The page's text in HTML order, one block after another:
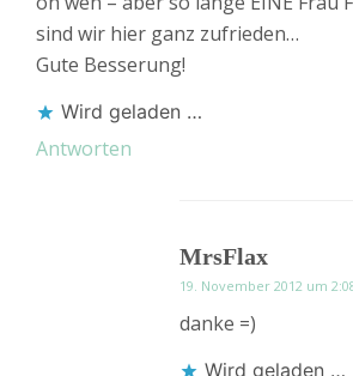
sind wir hier ganz zufrieden…
Gute Besserung!
Wird geladen …
Antworten
MrsFlax
19. November 2012 um
danke =)
Wird geladen …